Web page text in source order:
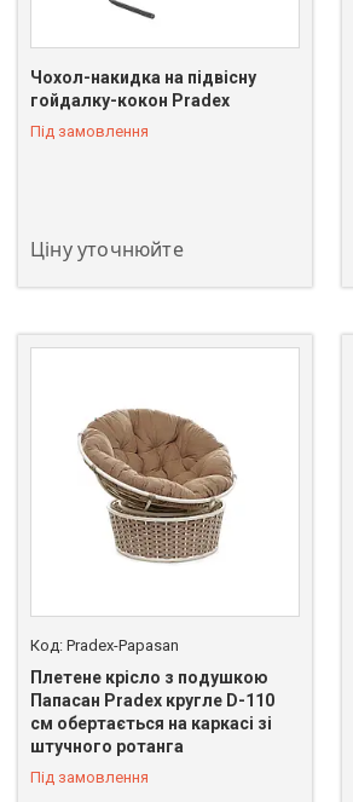
Чохол-накидка на підвісну
гойдалку-кокон Pradex
Під замовлення
Ціну уточнюйте
Pradex-Papasan
Плетене крісло з подушкою
Папасан Pradex кругле D-110
см обертається на каркасі зі
штучного ротанга
Під замовлення